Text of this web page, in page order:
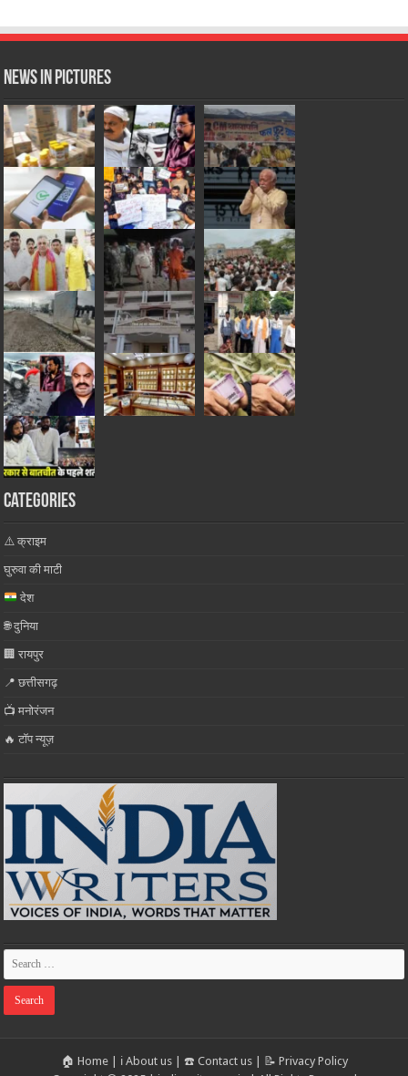
News in Pictures
Categories
⚠️ क्राइम
घुरुवा की माटी
देश
🌐 दुनिया
🏢 रायपुर
📍 छत्तीसगढ़
📺 मनोरंजन
🔥 टॉप न्यूज़
🏠 Home| ℹ️ About us| ☎️ Contact us| 📝 Privacy Policy